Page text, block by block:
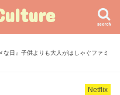
search
な日』子供よりも大人がはしゃぐファミ
Netflix